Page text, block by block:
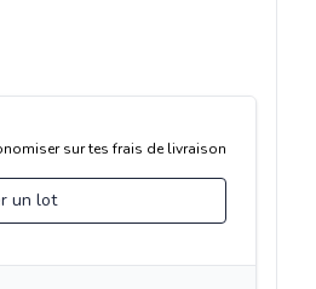
sur tes frais de livraison
un lot